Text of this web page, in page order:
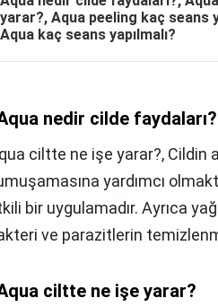
yarar?, Aqua peeling kaç seans
Aqua kaç seans yapılmalı?
nedir cilde faydaları?
ciltte ne işe yarar?, Cildin
yardımcı
bir uygulamadır. Ayrıca
ve parazitlerin
ciltte ne işe yarar?